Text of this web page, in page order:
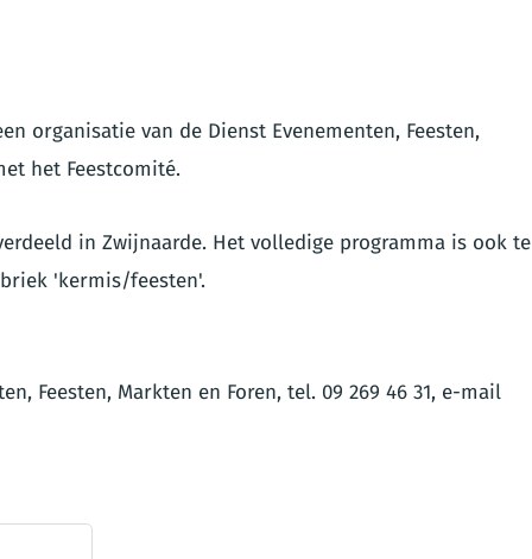
organisatie van de Dienst Evenementen, Feesten,
het Feestcomité.
in Zwijnaarde. Het volledige programma is ook te
'kermis/feesten'.
Feesten, Markten en Foren, tel. 09 269 46 31, e-mail